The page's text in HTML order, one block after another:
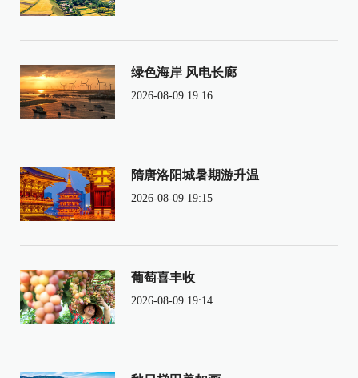
绿色海岸 风电长廊
2026-08-09 19:16
隋唐洛阳城暑期游升温
2026-08-09 19:15
葡萄喜丰收
2026-08-09 19:14